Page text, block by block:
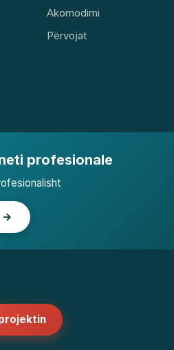
Akomodimi
Përvojat
profesionale
→